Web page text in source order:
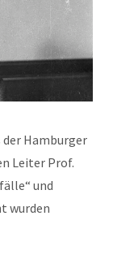
der Hamburger
Leiter Prof.
und
wurden